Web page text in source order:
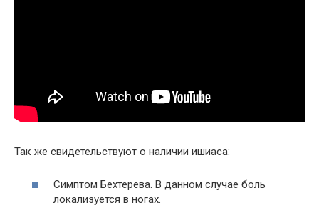
Так же свидетельствуют о наличии ишиаса:
Симптом Бехтерева. В данном случае боль
локализуется в ногах.